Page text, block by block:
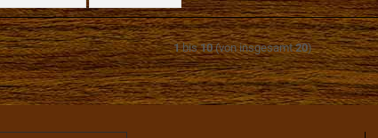
1bis10(von insgesamt20)